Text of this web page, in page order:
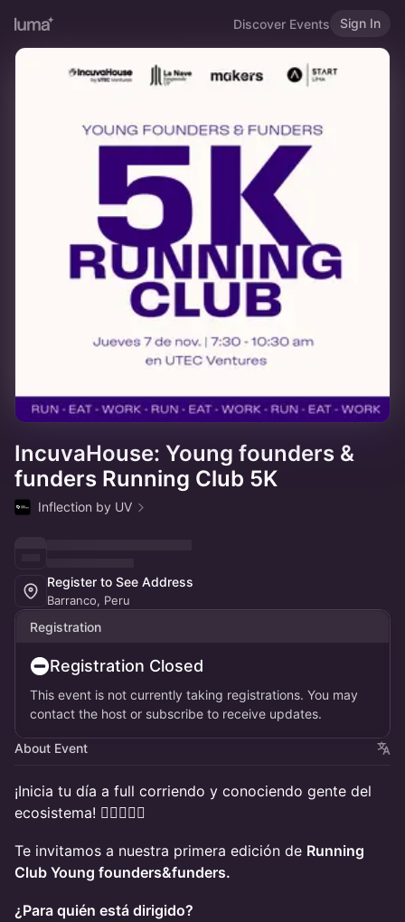
Discover Events Sign In
IncuvaHouse: Young founders &
funders Running Club 5K
Inflection by UV
Register to See Address
Barranco, Peru
Registration
Registration Closed
This event is not currently taking registrations. You may
contact the host or subscribe to receive updates.
About Event
¡Inicia tu día a full corriendo y conociendo gente del
ecosistema! ​​🏃‍🏃‍♀️‍🏃‍♂️‍
Te invitamos a nuestra primera edición de Running
Club Young founders&funders.
¿Para quién está dirigido?